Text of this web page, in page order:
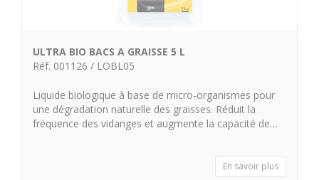
ULTRA BIO BACS A GRAISSE 5 L
Réf. 001126 / LOBL05
Liquide biologique à base de micro-organismes pour
une dégradation naturelle des graisses. Réduit la
fréquence des vidanges et augmente la capacité de…
En savoir plus